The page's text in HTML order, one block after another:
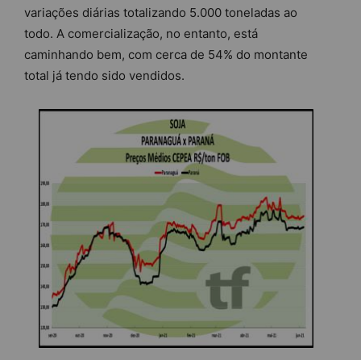
variações diárias totalizando 5.000 toneladas ao
todo. A comercialização, no entanto, está
caminhando bem, com cerca de 54% do montante
total já tendo sido vendidos.